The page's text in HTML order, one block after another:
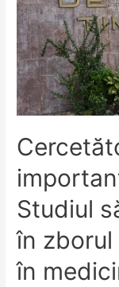
Studiul
în zborul
în